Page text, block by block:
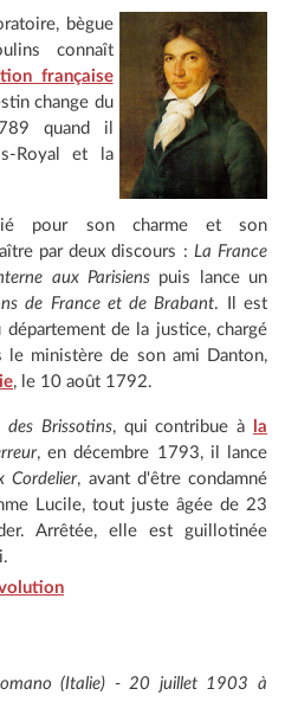
bègue
connaît
française
change du
quand il
Royal et la
pour son charme et son
par deux discours : La France
aux Parisienspuis lance un
de France et de Brabant. Il est
de la justice, chargé
le ministère de son ami Danton,
, le 10 août 1792.
des Brissotins, qui contribue à
la
, en décembre 1793, il lance
Cordelier, avant d'être condamné
Lucile, tout juste âgée de 23
Arrêtée, elle est guillotinée
(Italie) - 20 juillet 1903 à